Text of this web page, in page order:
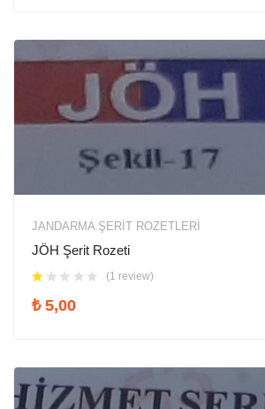
JANDARMA ŞERIT ROZETLERI
JÖH Şerit Rozeti
(1 review)
₺5,00